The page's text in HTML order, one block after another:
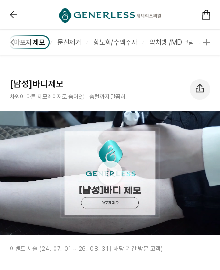
[남성]바디제모 :: 제너리스의원 천호점 │천호피부과│강
아포지 제모 문신제거 항노화/수액주사 약처방 /MD크림 진료
[남성]바디제모
차원이 다른 제모레이저로 숨어있는 솜털까지 말끔히!
이벤트 시술 (24. 07. 01 ~ 26. 08. 31 | 해당 기간 방문 고객)